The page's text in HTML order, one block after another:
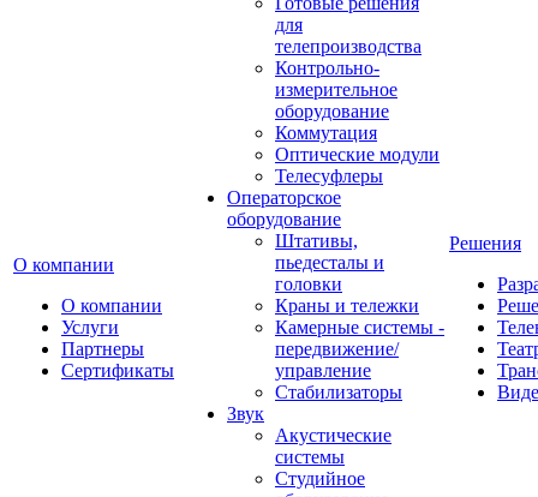
О компании
О компании
Услуги
Партнеры
Сертификаты
для
телепроизводства
Контрольно-
измерительное
оборудование
Коммутация
Оптические модули
Телесуфлеры
Операторское
оборудование
Штативы,
пьедесталы и
головки
Краны и тележки
Камерные системы -
передвижение/
управление
Стабилизаторы
Звук
Акустические
системы
Студийное
Решения